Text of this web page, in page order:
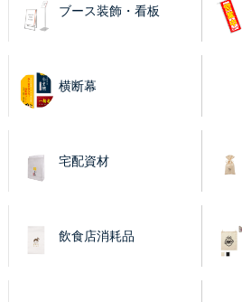
ブース装飾・看板
横断幕
宅配資材
飲食店消耗品